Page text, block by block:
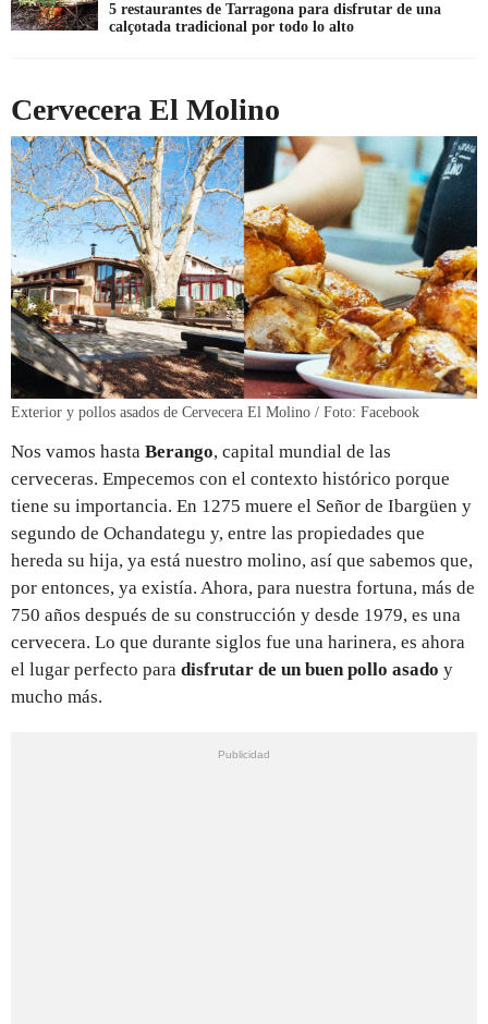
5 restaurantes de Tarragona para disfrutar de una
calçotada tradicional por todo lo alto
Cervecera El Molino
Exterior y pollos asados de Cervecera El Molino / Foto: Facebook
Nos vamos hasta Berango, capital mundial de las
cerveceras. Empecemos con el contexto histórico porque
tiene su importancia. En 1275 muere el Señor de Ibargüen y
segundo de Ochandategu y, entre las propiedades que
hereda su hija, ya está nuestro molino, así que sabemos que,
por entonces, ya existía. Ahora, para nuestra fortuna, más de
750 años después de su construcción y desde 1979, es una
cervecera. Lo que durante siglos fue una harinera, es ahora
el lugar perfecto para disfrutar de un buen pollo asado y
mucho más.